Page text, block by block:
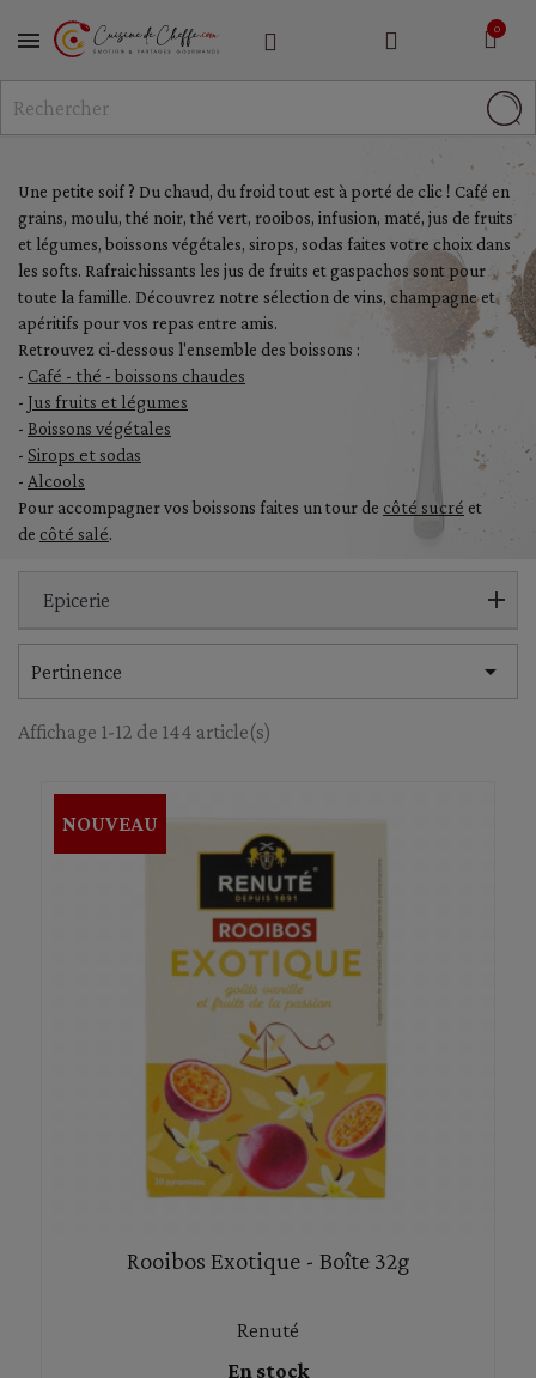
MENU
Une petite soif ? Du chaud, du froid tout est à porté de clic ! Café en
grains, moulu, thé noir, thé vert, rooibos, infusion, maté, jus de fruits
et légumes, boissons végétales, sirops, sodas faites votre choix dans
les softs. Rafraichissants les jus de fruits et gaspachos sont pour
toute la famille. Découvrez notre sélection de vins, champagne et
apéritifs pour vos repas entre amis.
Retrouvez ci-dessous l'ensemble des boissons :
- Café - thé - boissons chaudes
- Jus fruits et légumes
- Boissons végétales
- Sirops et sodas
- Alcools
Pour accompagner vos boissons faites un tour de côté sucré et
de côté salé.
Epicerie
Pertinence 
Affichage 1-12 de 144 article(s)
Rooibos Exotique - Boîte 32g
Renuté
En stock
NOUVEAU